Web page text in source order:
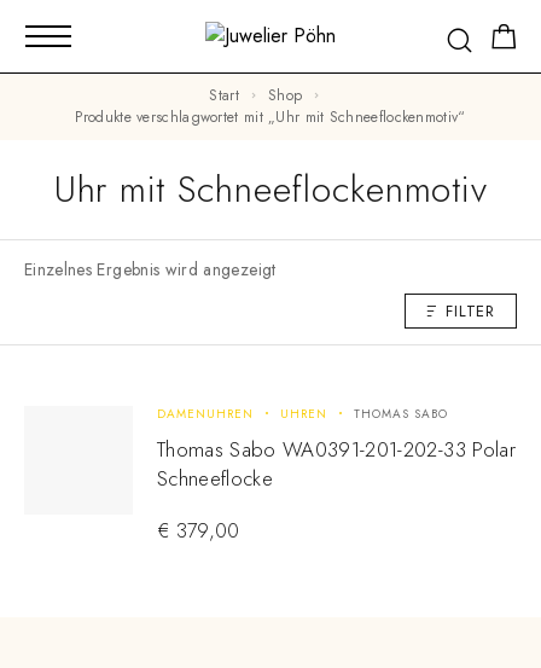
Start
Shop
Produkte verschlagwortet mit „Uhr mit Schneeflockenmotiv“
Uhr mit Schneeflockenmotiv
Einzelnes Ergebnis wird angezeigt
FILTER
DAMENUHREN UHREN THOMAS SABO
Thomas Sabo WA0391-201-202-33 Polar
Schneeflocke
€ 379,00